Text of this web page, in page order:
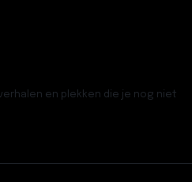
en plekken die je nog niet